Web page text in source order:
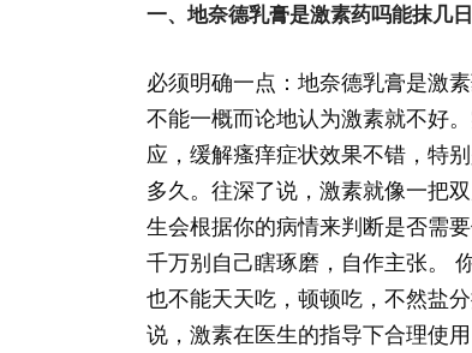
一、地奈德乳膏是激素药吗能抹几
必须明确一点：地奈德乳膏是激
不能一概而论地认为激素就不好
应，缓解瘙痒症状效果不错，特
多久。往深了说，激素就像一把
生会根据你的病情来判断是否需
千万别自己瞎琢磨，自作主张。
也不能天天吃，顿顿吃，不然盐
说，激素在医生的指导下合理使